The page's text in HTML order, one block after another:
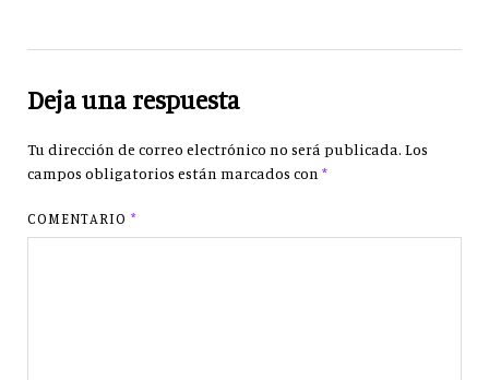
Deja una respuesta
Tu dirección de correo electrónico no será publicada. Los
campos obligatorios están marcados con *
COMENTARIO*